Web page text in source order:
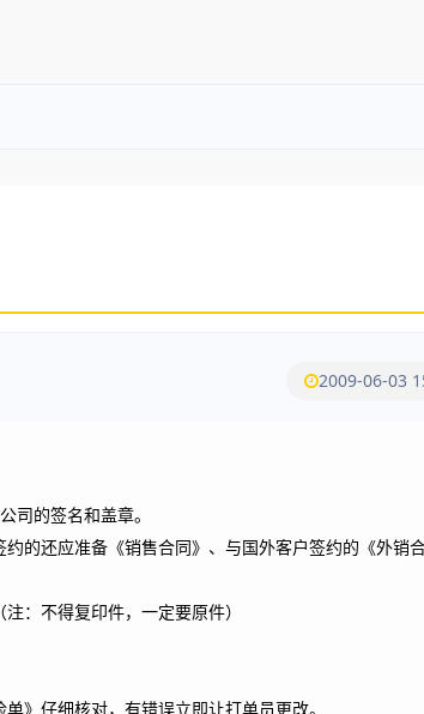
2009-06-03
司的签名和盖章。
的还应准备《销售合同》、与国外客户签约的《外销合
：不得复印件，一定要原件）
》仔细核对，有错误立即让打单员更改。